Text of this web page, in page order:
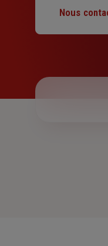
Mardi : 09h
Mercredi :
Nous